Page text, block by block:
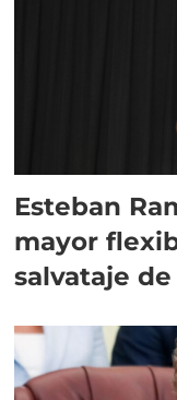
Esteban
mayor
salvataje